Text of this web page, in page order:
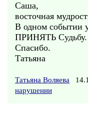
Саша,
восточная
В одном событии
ПРИНЯТЬ Судьбу.
Спасибо.
Татьяна
Татьяна Воляева
нарушении